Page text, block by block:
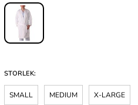
STORLEK:
SMALL MEDIUM X-LARGE